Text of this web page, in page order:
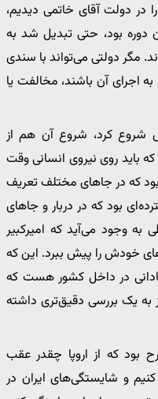
در دولت آقای خاتمی دیدیم،
دوره بود، حتی تبدیل شد به
مگر دولتی می‌تواند با سندی
اجرای آن باشند، مخالفت یا
شروع کرد، شروع آن هم از
که باید روی نیروی انسانی وقت
که در جاهای مختلف تعریف
بود که در دربار و جاهای
به وجود می‌آید که امیرکبیر
خودش را پیش ببرد. این که
در داخل کشور هست که
یک بررسی دقیق‌تری داشته
بود که از اروپا چقدر عقب
و شایستگی‌های ایران در